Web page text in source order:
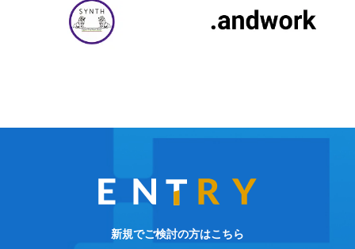
新規でご検討の方はこちら